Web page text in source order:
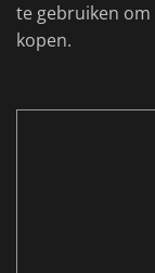
te gebruiken om
kopen.